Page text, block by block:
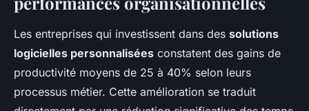
Les entreprises qui investissent dans des solutions
logicielles personnalisées constatent des gains de
productivité moyens de 25 à 40% selon leurs
processus métier. Cette amélioration se traduit